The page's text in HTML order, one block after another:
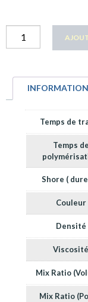
quantité
Rebound
Temps de
Temps de
Shore (
Couleur
Densité
Viscosité
Mix Ratio
Mix Ratio